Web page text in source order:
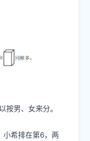
按男、女来分。
小希排在第6，两